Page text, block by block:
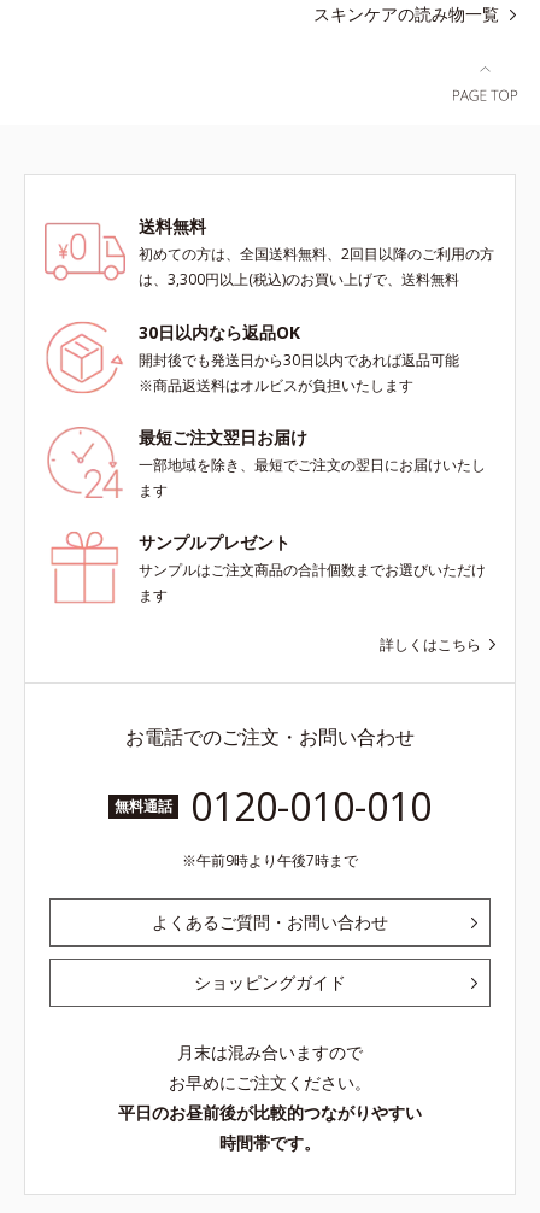
スキンケアの読み物一覧
送料無料
初めての方は、全国送料無料、2回目以降のご利用の方
は、3,300円以上(税込)のお買い上げで、送料無料
30日以内なら返品OK
開封後でも発送日から30日以内であれば返品可能
※商品返送料はオルビスが負担いたします
最短ご注文翌日お届け
一部地域を除き、最短でご注文の翌日にお届けいたし
ます
サンプルプレゼント
サンプルはご注文商品の合計個数までお選びいただけ
ます
詳しくはこちら
お電話でのご注文・お問い合わせ
無料通話 0120-010-010
午前9時より午後7時まで
よくあるご質問・お問い合わせ
ショッピングガイド
月末は混み合いますので
お早めにご注文ください。
平日のお昼前後が比較的つながりやすい
時間帯です。